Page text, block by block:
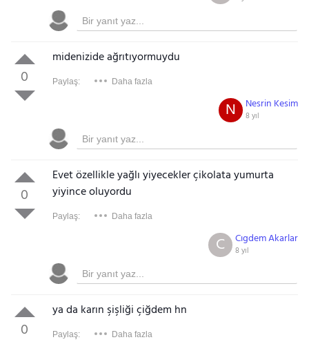
0
midenizide ağrıtıyormuydu
Paylaş: Daha fazla
Nesrin Kesim
8 yıl
N
0
Evet özellikle yağlı yiyecekler çikolata yumurta
yiyince oluyordu
Paylaş: Daha fazla
Cıgdem Akarlar
8 yıl
C
0
ya da karın şişliği çiğdem hn
Paylaş: Daha fazla